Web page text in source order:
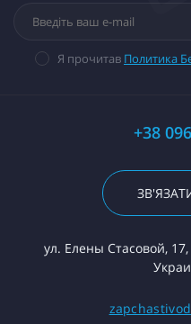
Я прочитав Политика
+38
ул. Елены Стасовой, 17,